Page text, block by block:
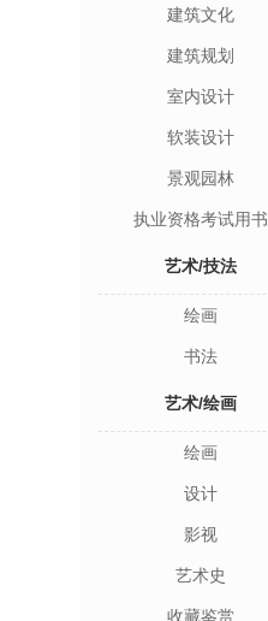
建筑文化
建筑规划
室内设计
软装设计
景观园林
执业资格考试用书
艺术/技法
绘画
书法
艺术/绘画
绘画
设计
影视
艺术史
收藏鉴赏